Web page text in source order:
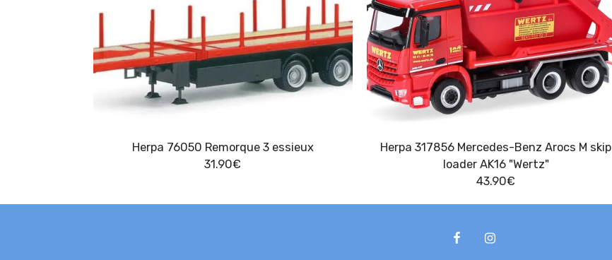
Herpa 76050 Remorque 3 essieux
31.90€
Herpa 317856 Mercedes-Benz Arocs M skip
loader AK16 "Wertz"
43.90€